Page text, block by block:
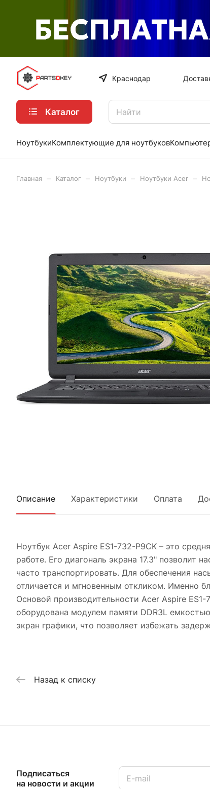
Краснодар
Каталог
НоутбукиКомплектующие для ноутбуков
Главная Каталог Ноутбуки Ноутбуки Acer
Описание Характеристики Оплата
Ноутбук Acer Aspire ES1-732-P9CK – это
работе. Его диагональ экрана 17.3" позволит
часто транспортировать. Для обеспечения
отличается и мгновенным откликом. Именно
Основой производительности Acer Aspire
оборудована модулем памяти DDR3L
экран графики, что позволяет избежать
Назад к списку
Подписаться
на новости и акции